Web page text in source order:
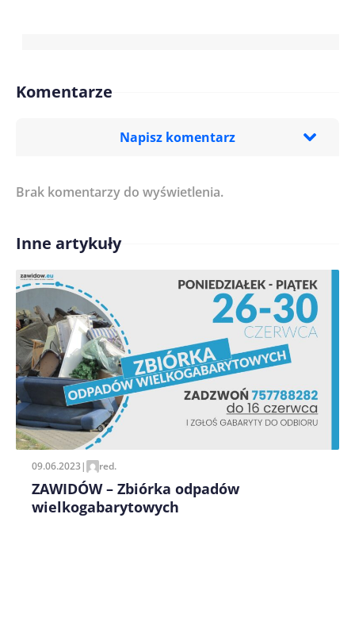
Komentarze
Napisz komentarz
Treść komentarza*
Imię/ Nick*
Zapamiętaj moje dane w tej przeglądarce podczas
pisania kolejnych komentarzy.
Brak komentarzy do wyświetlenia.
Inne artykuły
09.06.2023| red.
ZAWIDÓW – Zbiórka odpadów
wielkogabarytowych